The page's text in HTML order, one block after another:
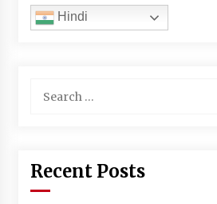
Hindi
for:
Recent Posts